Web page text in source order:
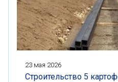
23 мая 2026
Строительство 5